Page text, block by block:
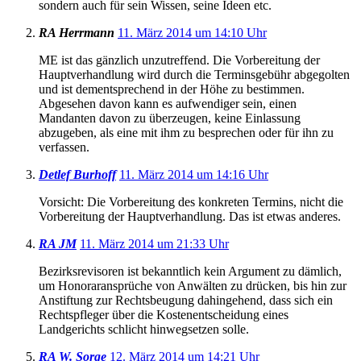
sondern auch für sein Wissen, seine Ideen etc.
RA Herrmann 11. März 2014 um 14:10 Uhr
ME ist das gänzlich unzutreffend. Die Vorbereitung der
Hauptverhandlung wird durch die Terminsgebühr abgegolten
und ist dementsprechend in der Höhe zu bestimmen.
Abgesehen davon kann es aufwendiger sein, einen
Mandanten davon zu überzeugen, keine Einlassung
abzugeben, als eine mit ihm zu besprechen oder für ihn zu
verfassen.
Detlef Burhoff 11. März 2014 um 14:16 Uhr
Vorsicht: Die Vorbereitung des konkreten Termins, nicht die
Vorbereitung der Hauptverhandlung. Das ist etwas anderes.
RA JM 11. März 2014 um 21:33 Uhr
Bezirksrevisoren ist bekanntlich kein Argument zu dämlich,
um Honoraransprüche von Anwälten zu drücken, bis hin zur
Anstiftung zur Rechtsbeugung dahingehend, dass sich ein
Rechtspfleger über die Kostenentscheidung eines
Landgerichts schlicht hinwegsetzen solle.
RA W. Sorge 12. März 2014 um 14:21 Uhr